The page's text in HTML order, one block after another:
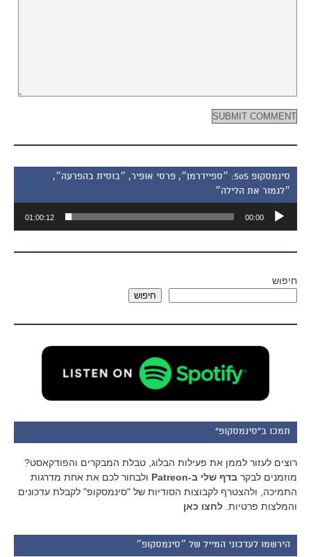
סינמסקופ 505: ״ספיידרמן״, פרסי אופיר, ״בוסית בהפרעה״,
״לגמור את הלילה״
אודיו
00:00
01:00:12
חיפוש
חיפוש
תמכו ב"סינמסקופ"
רוצים לעזור לממן את פעילות הבלוג, טבלת המבקרים והפודקאסט?
מוזמנים לבקר בדף שלי ב-Patreon
ולבחור לכם את אחת מדרגות
התמיכה, ולהצטרף לקבוצות הסודיות של "סינמסקופ" לקבלת עדכונים
והמלצות פרטיות. לחצו כאן
הירשמו לעדכוני המייל של ״סינמסקופ״